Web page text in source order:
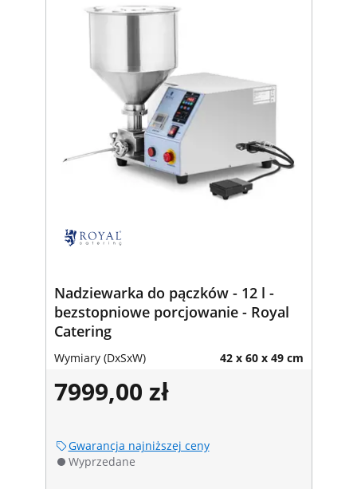
Nadziewarka do pączków - 12 l -
bezstopniowe porcjowanie - Royal
Catering
Wymiary (DxSxW) 42 x 60 x 49 cm
7999,00 zł
Gwarancja najniższej ceny
Wyprzedane